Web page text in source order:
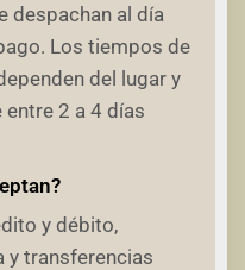
despachan al día
Los tiempos de
del lugar y
2 a 4 días
y débito,
y transferencias